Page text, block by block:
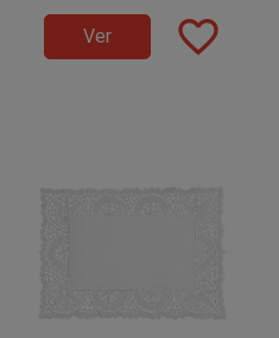
en cartón de 500gr/m2.
Ver favorite_border